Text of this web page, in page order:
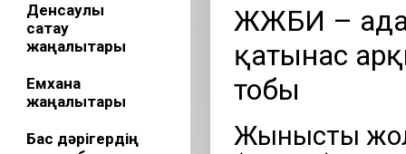
Денсаулық
сақтау
жаңалықтары
Емхана
жаңалықтары
Бас дәрігердің
ЖЖБИ –
қатынас
тобы
Жыныстық